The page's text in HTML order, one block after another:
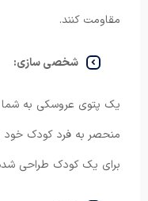
مقاومت کنند.
شخصی سازی:
یک پتوی عروسکی به شما
منحصر به فرد کودک خود را
برای یک کودک طراحی